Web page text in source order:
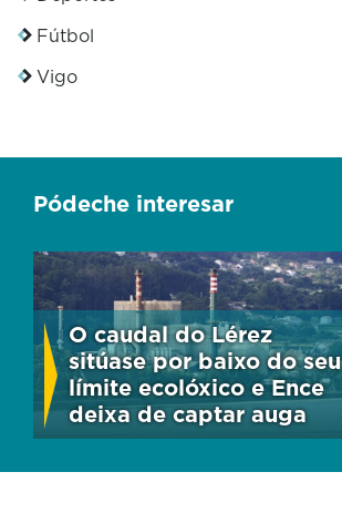
Fútbol
Vigo
Pódeche interesar
O caudal do Lérez
sitúase por baixo do seu
límite ecolóxico e Ence
deixa de captar auga